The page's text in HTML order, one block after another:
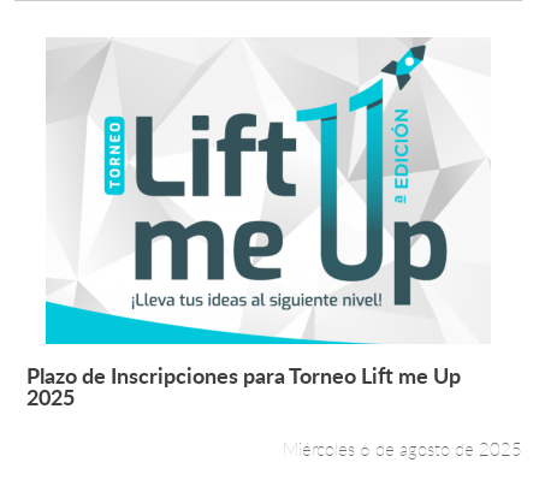
Leer más +
Plazo de Inscripciones para Torneo Lift me Up
2025
Miércoles 6 de agosto de 2025